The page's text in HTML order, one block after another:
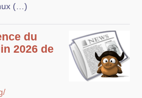
(…)
du
2026 de